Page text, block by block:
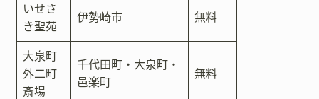
いせさ
き聖苑
伊勢崎市 無料
大泉町
外二町
斎場
千代田町・大泉町・
邑楽町
無料